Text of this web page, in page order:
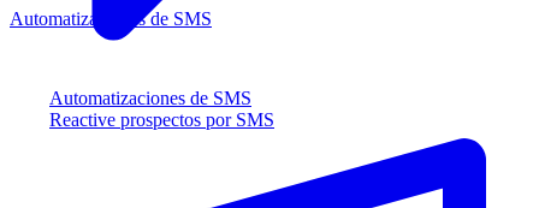
Automatizaciones de SMS
Reactive prospectos por SMS
Automatizaciones de SMS